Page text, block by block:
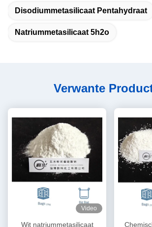
Disodiummetasilicaat Pentahydraat
Natriummetasilicaat 5h2o
Verwante
Video
Wit natriummetasilicaat